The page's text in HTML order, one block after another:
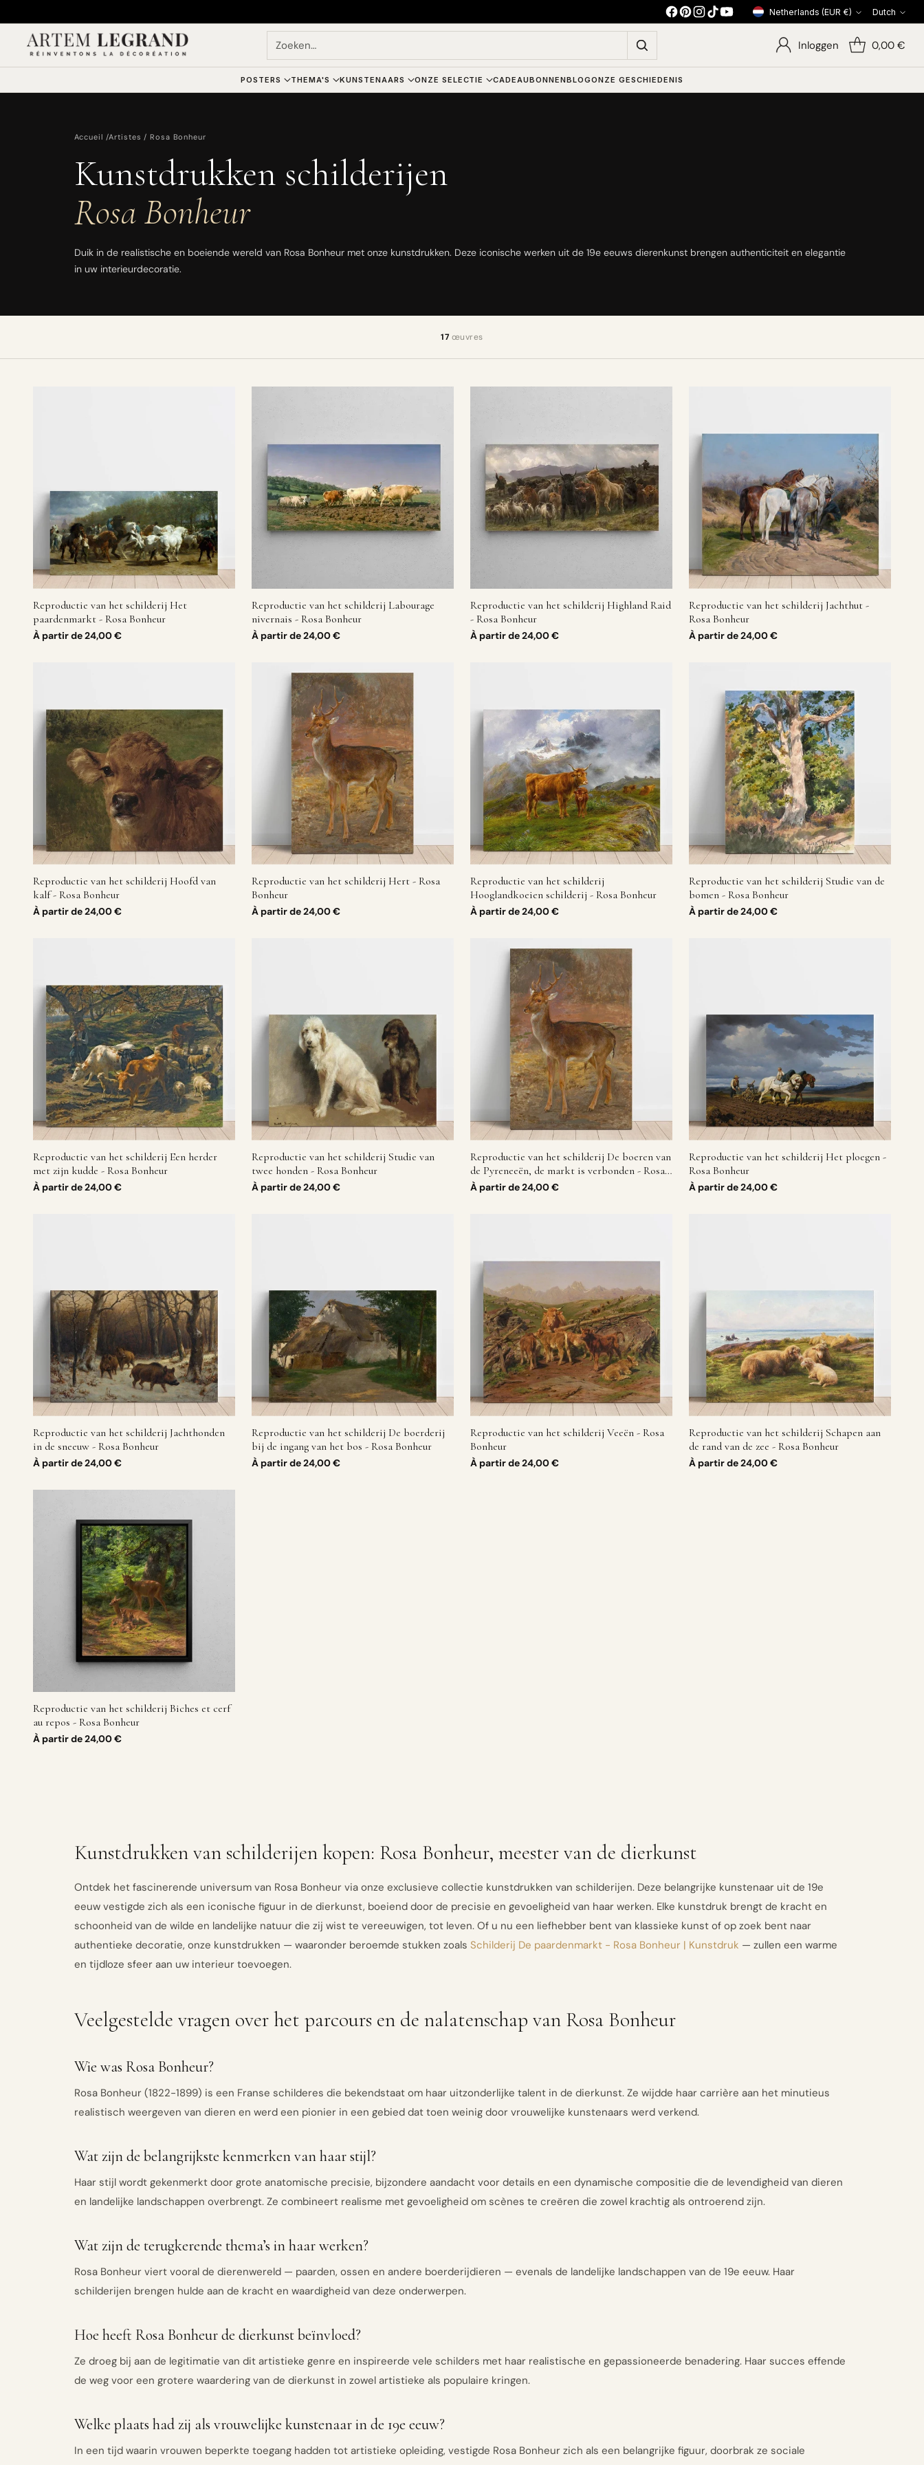
Zoeken… Inloggen 0,00 €
POSTERS THEMA'S KUNSTENAARS ONZE SELECTIE CADEAUBONNENBLOGONZE GESCHIEDENIS
Dutch
Currency
Netherlands (EUR €)
Accueil /Artistes / Rosa Bonheur
Kunstdrukken schilderijen
Rosa Bonheur
Duik in de realistische en boeiende wereld van Rosa Bonheur met onze kunstdrukken. Deze iconische werken uit de 19e eeuws dierenkunst brengen authenticiteit en elegantie
in uw interieurdecoratie.
17 œuvres
Reproductie van het schilderij Het
paardenmarkt - Rosa Bonheur
À partir de24,00 €
Reproductie van het schilderij Labourage
nivernais - Rosa Bonheur
À partir de24,00 €
Reproductie van het schilderij Highland Raid
- Rosa Bonheur
À partir de24,00 €
Reproductie van het schilderij Jachthut -
Rosa Bonheur
À partir de24,00 €
Reproductie van het schilderij Hoofd van
kalf - Rosa Bonheur
À partir de24,00 €
Reproductie van het schilderij Hert - Rosa
Bonheur
À partir de24,00 €
Reproductie van het schilderij
Hooglandkoeien schilderij - Rosa Bonheur
À partir de24,00 €
Reproductie van het schilderij Studie van de
bomen - Rosa Bonheur
À partir de24,00 €
Reproductie van het schilderij Een herder
met zijn kudde - Rosa Bonheur
À partir de24,00 €
Reproductie van het schilderij Studie van
twee honden - Rosa Bonheur
À partir de24,00 €
Reproductie van het schilderij De boeren van
de Pyreneeën, de markt is verbonden - Rosa
Bonheur
À partir de24,00 €
Reproductie van het schilderij Het ploegen -
Rosa Bonheur
À partir de24,00 €
Reproductie van het schilderij Jachthonden
in de sneeuw - Rosa Bonheur
À partir de24,00 €
Reproductie van het schilderij De boerderij
bij de ingang van het bos - Rosa Bonheur
À partir de24,00 €
Reproductie van het schilderij Veeën - Rosa
Bonheur
À partir de24,00 €
Reproductie van het schilderij Schapen aan
de rand van de zee - Rosa Bonheur
À partir de24,00 €
Reproductie van het schilderij Biches et cerf
au repos - Rosa Bonheur
À partir de24,00 €
Kunstdrukken van schilderijen kopen: Rosa Bonheur, meester van de dierkunst
Ontdek het fascinerende universum van Rosa Bonheur via onze exclusieve collectie kunstdrukken van schilderijen. Deze belangrijke kunstenaar uit de 19e
eeuw vestigde zich als een iconische figuur in de dierkunst, boeiend door de precisie en gevoeligheid van haar werken. Elke kunstdruk brengt de kracht en
schoonheid van de wilde en landelijke natuur die zij wist te vereeuwigen, tot leven. Of u nu een liefhebber bent van klassieke kunst of op zoek bent naar
authentieke decoratie, onze kunstdrukken — waaronder beroemde stukken zoals Schilderij De paardenmarkt - Rosa Bonheur | Kunstdruk — zullen een warme
en tijdloze sfeer aan uw interieur toevoegen.
Veelgestelde vragen over het parcours en de nalatenschap van Rosa Bonheur
Wie was Rosa Bonheur?
Rosa Bonheur (1822-1899) is een Franse schilderes die bekendstaat om haar uitzonderlijke talent in de dierkunst. Ze wijdde haar carrière aan het minutieus
realistisch weergeven van dieren en werd een pionier in een gebied dat toen weinig door vrouwelijke kunstenaars werd verkend.
Wat zijn de belangrijkste kenmerken van haar stijl?
Haar stijl wordt gekenmerkt door grote anatomische precisie, bijzondere aandacht voor details en een dynamische compositie die de levendigheid van dieren
en landelijke landschappen overbrengt. Ze combineert realisme met gevoeligheid om scènes te creëren die zowel krachtig als ontroerend zijn.
Wat zijn de terugkerende thema’s in haar werken?
Rosa Bonheur viert vooral de dierenwereld — paarden, ossen en andere boerderijdieren — evenals de landelijke landschappen van de 19e eeuw. Haar
schilderijen brengen hulde aan de kracht en waardigheid van deze onderwerpen.
Hoe heeft Rosa Bonheur de dierkunst beïnvloed?
Ze droeg bij aan de legitimatie van dit artistieke genre en inspireerde vele schilders met haar realistische en gepassioneerde benadering. Haar succes effende
de weg voor een grotere waardering van de dierkunst in zowel artistieke als populaire kringen.
Welke plaats had zij als vrouwelijke kunstenaar in de 19e eeuw?
In een tijd waarin vrouwen beperkte toegang hadden tot artistieke opleiding, vestigde Rosa Bonheur zich als een belangrijke figuur, doorbrak ze sociale